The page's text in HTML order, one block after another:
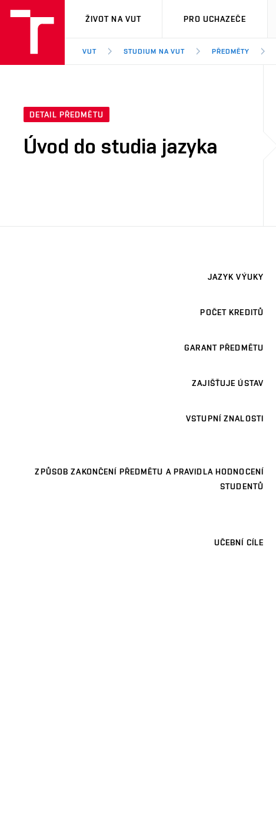
VUT
ŽIVOT NA VUT PRO UCHAZEČE
VUT STUDIUM NA VUT PŘEDMĚTY
DETAIL PŘEDMĚTU
Úvod do studia jazyka
JAZYK VÝUKY
POČET KREDITŮ
GARANT PŘEDMĚTU
ZAJIŠŤUJE ÚSTAV
VSTUPNÍ ZNALOSTI
ZPŮSOB ZAKONČENÍ PŘEDMĚTU A PRAVIDLA HODNOCENÍ
STUDENTŮ
UČEBNÍ CÍLE